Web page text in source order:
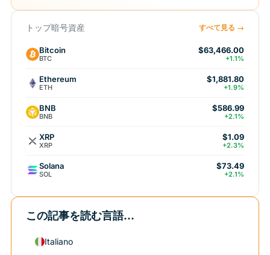
トップ暗号資産 すべて見る →
Bitcoin
BTC
$63,466.00
+1.1%
Ethereum
ETH
$1,881.80
+1.9%
BNB
BNB
$586.99
+2.1%
XRP
XRP
$1.09
+2.3%
Solana
SOL
$73.49
+2.1%
この記事を読む言語...
Italiano